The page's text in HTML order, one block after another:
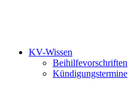
KV-Wissen
Beihilfevorschriften
Kündigungstermine